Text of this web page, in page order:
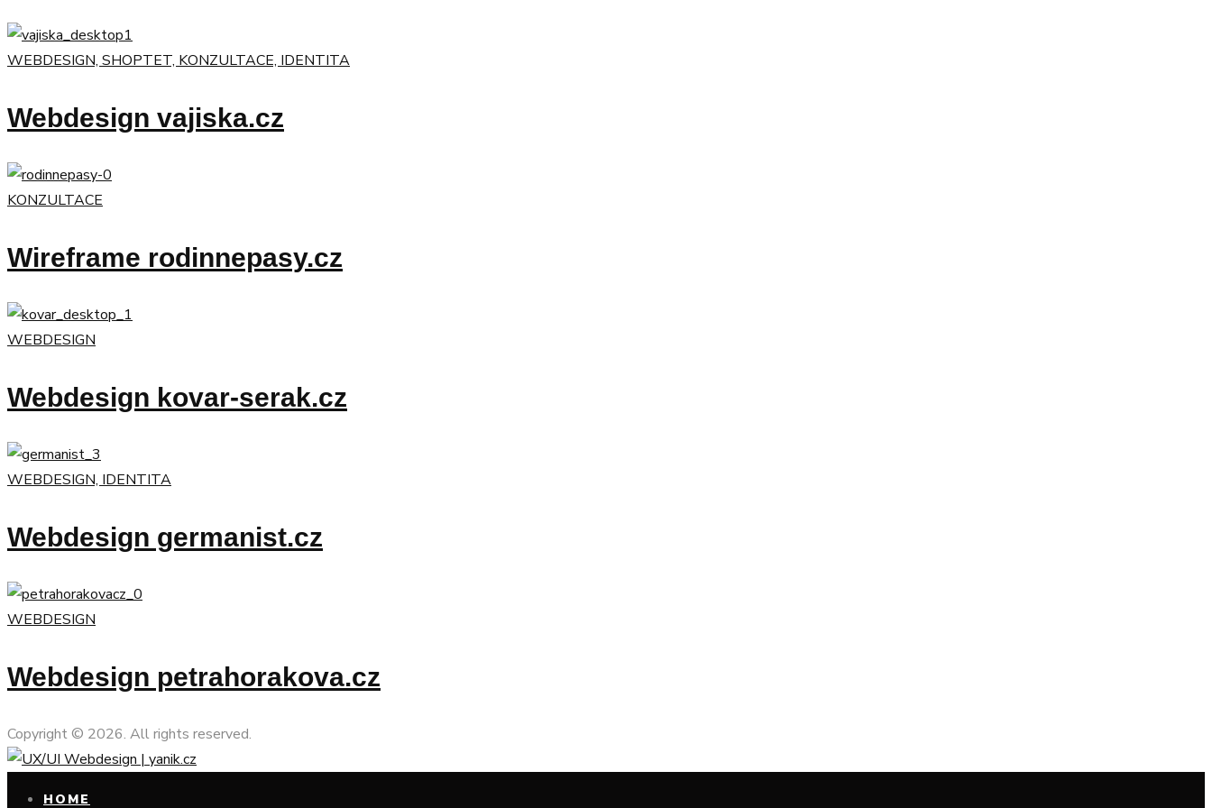
WEBDESIGN, SHOPTET, KONZULTACE, IDENTITA
Webdesign vajiska.cz
KONZULTACE
Wireframe rodinnepasy.cz
WEBDESIGN
Webdesign kovar-serak.cz
WEBDESIGN, IDENTITA
Webdesign germanist.cz
WEBDESIGN
Webdesign petrahorakova.cz
Copyright © 2026. All rights reserved.
HOME